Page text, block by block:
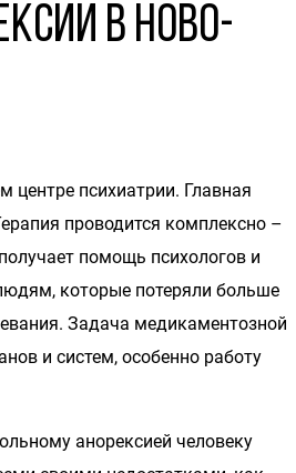
в Ново-
центре психиатрии. Главная
проводится комплексно –
помощь психологов и
которые потеряли больше
Задача медикаментозной
и систем, особенно работу
анорексией человеку